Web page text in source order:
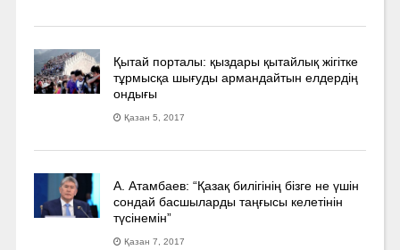
Қытай порталы: қыздары қытайлық жігітке
тұрмысқа шығуды армандайтын елдердің
ондығы
Қазан 5, 2017
А. Атамбаев: “Қазақ билігінің бізге не үшін
сондай басшыларды таңғысы келетінін
түсінемін”
Қазан 7, 2017